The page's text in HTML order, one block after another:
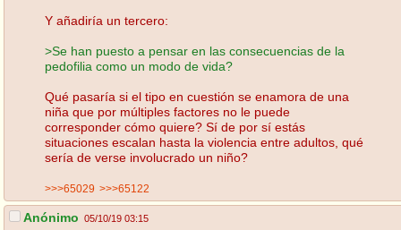
Y añadiría un tercero:
>Se han puesto a pensar en las consecuencias de la
pedofilia como un modo de vida?
Qué pasaría si el tipo en cuestión se enamora de una
niña que por múltiples factores no le puede
corresponder cómo quiere? Sí de por sí estás
situaciones escalan hasta la violencia entre adultos, qué
sería de verse involucrado un niño?
>>>65029 >>>65122
Anónimo 05/10/19 03:15